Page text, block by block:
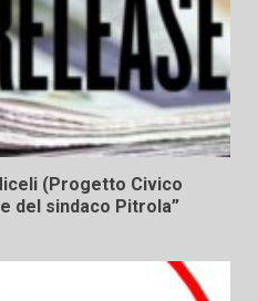
(Progetto Civico
del sindaco Pitrola”